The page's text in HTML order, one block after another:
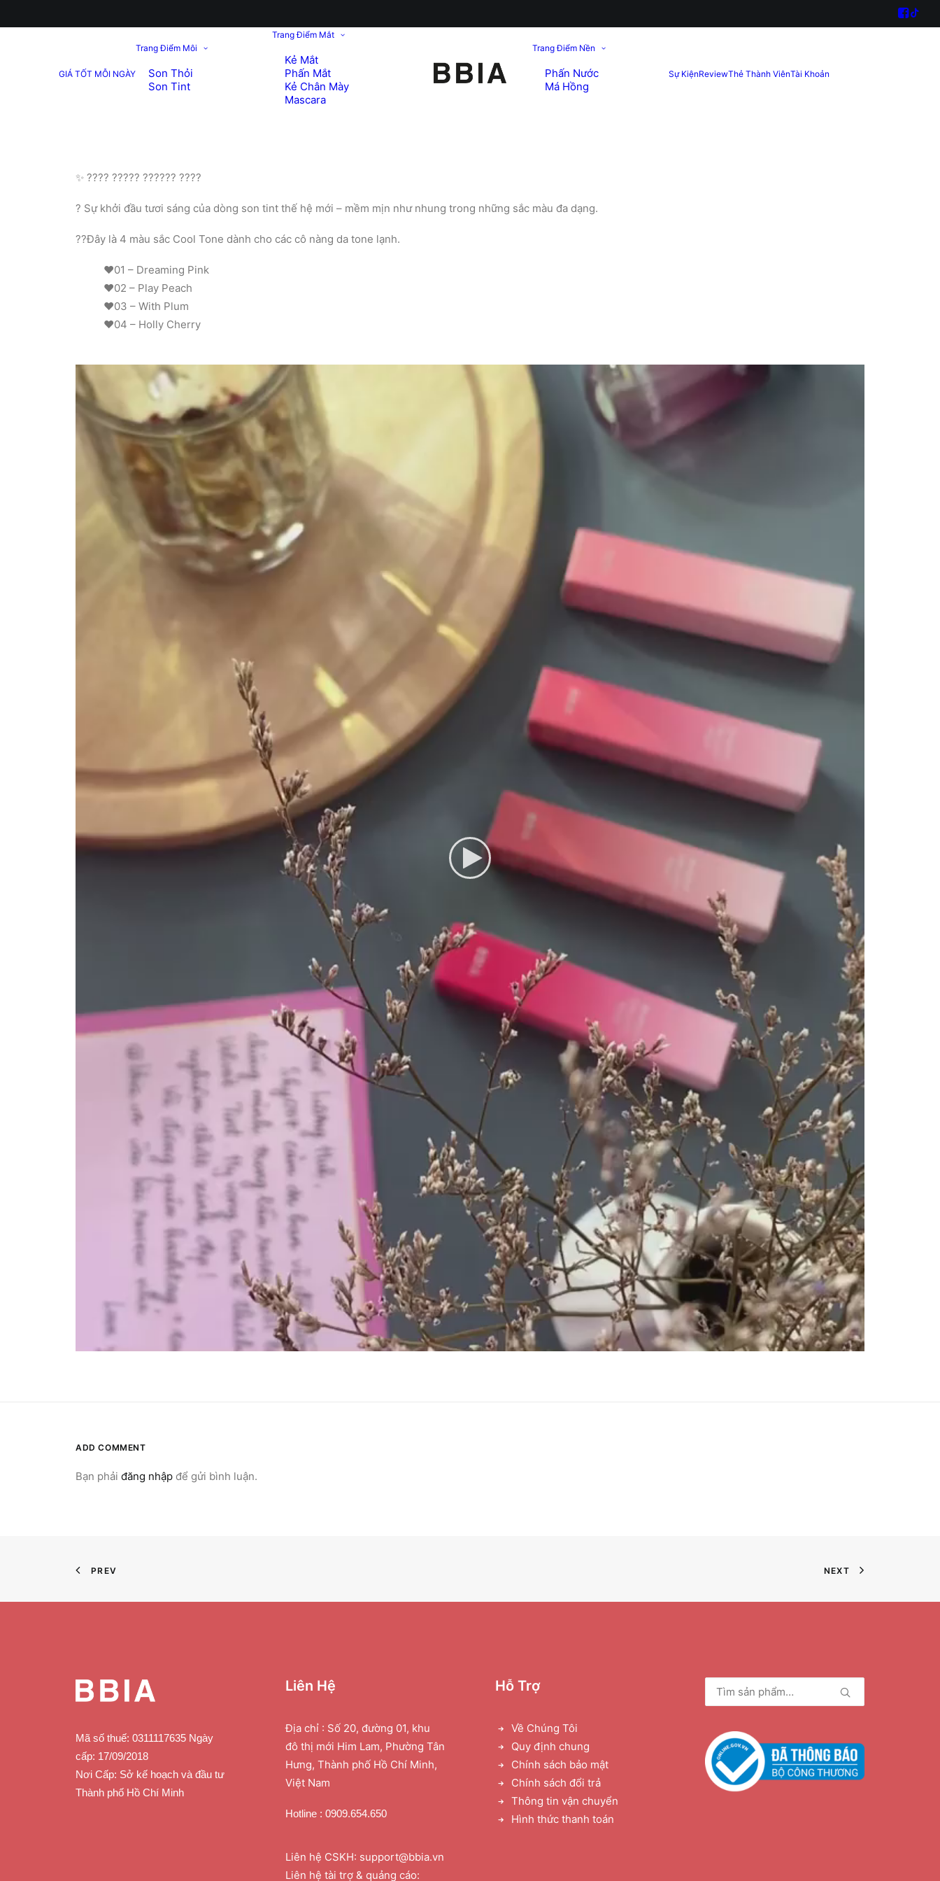
GIÁ TỐT MỖI NGÀY
Trang Điểm Môi
Son Thỏi
Son Tint
Trang Điểm Mắt
Kẻ Mắt
Phấn Mắt
Kẻ Chân Mày
Mascara
Trang Điểm Nền
Phấn Nước
Má Hồng
Sự KiệnReviewThẻ Thành ViênTài Khoản
✨ ???? ????? ?????? ????
? Sự khởi đầu tươi sáng của dòng son tint thế hệ mới – mềm mịn như nhung trong những sắc màu đa dạng.
?️‍?Đây là 4 màu sắc Cool Tone dành cho các cô nàng da tone lạnh.
❤️01 – Dreaming Pink
❤️02 – Play Peach
❤️03 – With Plum
❤️04 – Holly Cherry
ADD COMMENT
Bạn phải đăng nhập để gửi bình luận.
PREV NEXT
Mã số thuế: 0311117635 Ngày
cấp: 17/09/2018
Nơi Cấp: Sở kế hoạch và đầu tư
Thành phố Hồ Chí Minh
Liên Hệ
Địa chỉ : Số 20, đường 01, khu
đô thị mới Him Lam, Phường Tân
Hưng, Thành phố Hồ Chí Minh,
Việt Nam
Hotline : 0909.654.650
Liên hệ CSKH: support@bbia.vn
Liên hệ tài trợ & quảng cáo:
Hỗ Trợ
Về Chúng Tôi
Quy định chung
Chính sách bảo mật
Chính sách đổi trả
Thông tin vận chuyển
Hình thức thanh toán
Tìm
kiếm: